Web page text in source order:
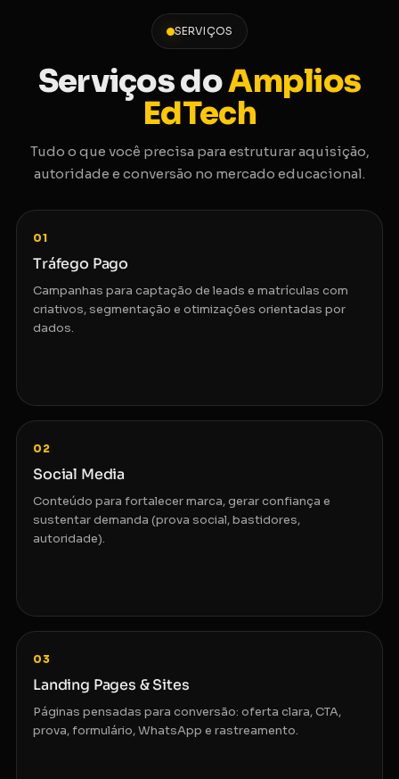
SERVIÇOS
Serviços doAmplios
EdTech
Tudo o que você precisa para estruturar aquisição,
autoridade e conversão no mercado educacional.
01
Tráfego Pago
Campanhas para captação de leads e matrículas com
criativos, segmentação e otimizações orientadas por
dados.
02
Social Media
Conteúdo para fortalecer marca, gerar confiança e
sustentar demanda (prova social, bastidores,
autoridade).
03
Landing Pages & Sites
Páginas pensadas para conversão: oferta clara, CTA,
prova, formulário, WhatsApp e rastreamento.